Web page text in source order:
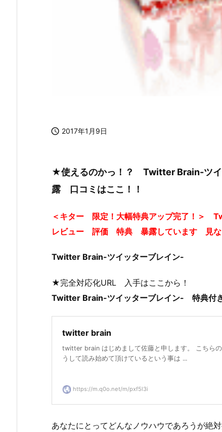
 2017年1月9日
★使えるのかっ！？ Twitter Brain-
露 口コミはここ！！
＜キター 限定！大幅特典アップ完了！
レビュー 評価 特典 暴露しています 見な
Twitter Brain-ツイッターブレイン-
★完全対応化URL 入手はここから！
Twitter Brain-ツイッターブレイン- 特典付
twitter brain
twitter brain はじめまして佐藤と申します。 こちらの
うして読み始めて頂けているという事は ...
https://m.q0o.net/m/pxf5l3i
あなたにとってどんなノウハウであろうが絶